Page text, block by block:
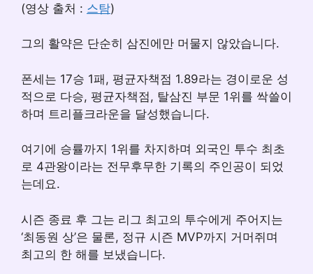
(영상 출처 : 스탐)
그의 활약은 단순히 삼진에만 머물지 않았습니다.
폰세는 17승 1패, 평균자책점 1.89라는 경이로운 성
적으로 다승, 평균자책점, 탈삼진 부문 1위를 싹쓸이
하며 트리플크라운을 달성했습니다.
여기에 승률까지 1위를 차지하며 외국인 투수 최초
로 4관왕이라는 전무후무한 기록의 주인공이 되었
는데요.
시즌 종료 후 그는 리그 최고의 투수에게 주어지는
‘최동원 상’은 물론, 정규 시즌 MVP까지 거머쥐며
최고의 한 해를 보냈습니다.